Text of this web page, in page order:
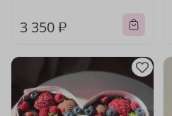
3 350 ₽